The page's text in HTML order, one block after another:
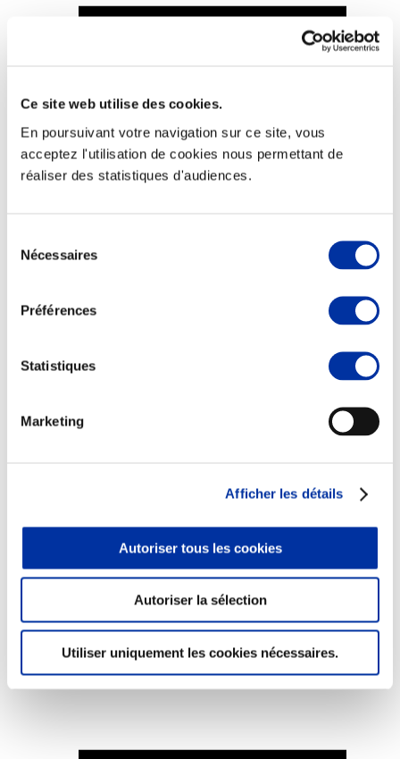
Ce site web utilise des cookies.
En poursuivant votre navigation sur ce site, vous
acceptez l'utilisation de cookies nous permettant de
réaliser des statistiques d'audiences.
Nécessaires
Préférences
Statistiques
Marketing
Afficher les détails
Autoriser tous les cookies
Autoriser la sélection
Utiliser uniquement les cookies nécessaires.
Viande et climat
Valorisation de l’herbe
Autonomie des élevages
Qualité air, eau, sols
Economie de ressources
Abattoir
Partenaire Climat